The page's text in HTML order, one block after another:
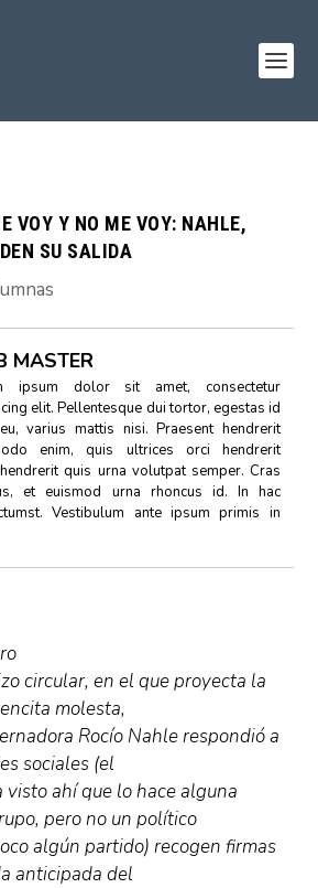
VOY Y NO ME VOY: NAHLE,
SU SALIDA
MASTER
ipsum dolor sit amet, consectetur
elit. Pellentesque dui tortor, egestas id
varius mattis nisi. Praesent hendrerit
enim, quis ultrices orci hendrerit
quis urna volutpat semper. Cras
et euismod urna rhoncus id. In hac
Vestibulum ante ipsum primis in
circular, en el que proyecta la
molesta,
Rocío Nahle respondió a
sociales (el
ahí que lo hace alguna
pero no un político
algún partido) recogen firmas
anticipada del